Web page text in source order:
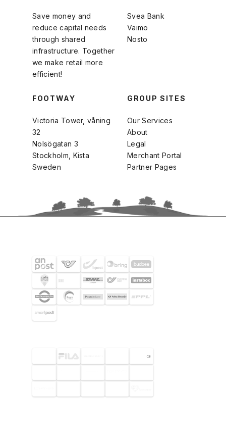
Save money and
reduce capital needs
through shared
infrastructure. Together
we make retail more
efficient!
Svea Bank
Vaimo
Nosto
FOOTWAY
Victoria Tower, våning
32
Nolsögatan 3
Stockholm, Kista
Sweden
GROUP SITES
Our Services
About
Legal
Merchant Portal
Partner Pages